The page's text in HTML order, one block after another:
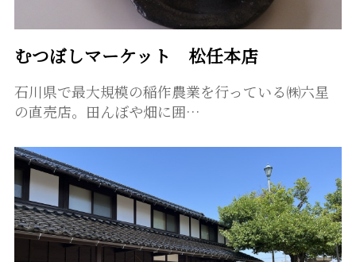
むつぼしマーケット 松任本店
石川県で最大規模の稲作農業を行っている㈱六星
の直売店。田んぼや畑に囲…